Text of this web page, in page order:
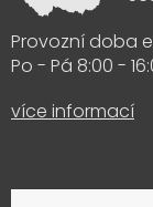
Provozní doba
Po - Pá 8:00 -
více informací